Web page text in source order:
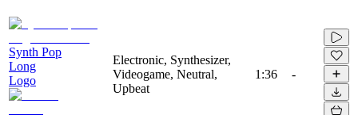
Synth Pop
Long
Logo
Electronic, Synthesizer,
Videogame, Neutral,
Upbeat
1:36 -